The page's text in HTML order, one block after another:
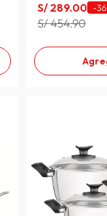
S/ 289.00 -36
S/ 454.90